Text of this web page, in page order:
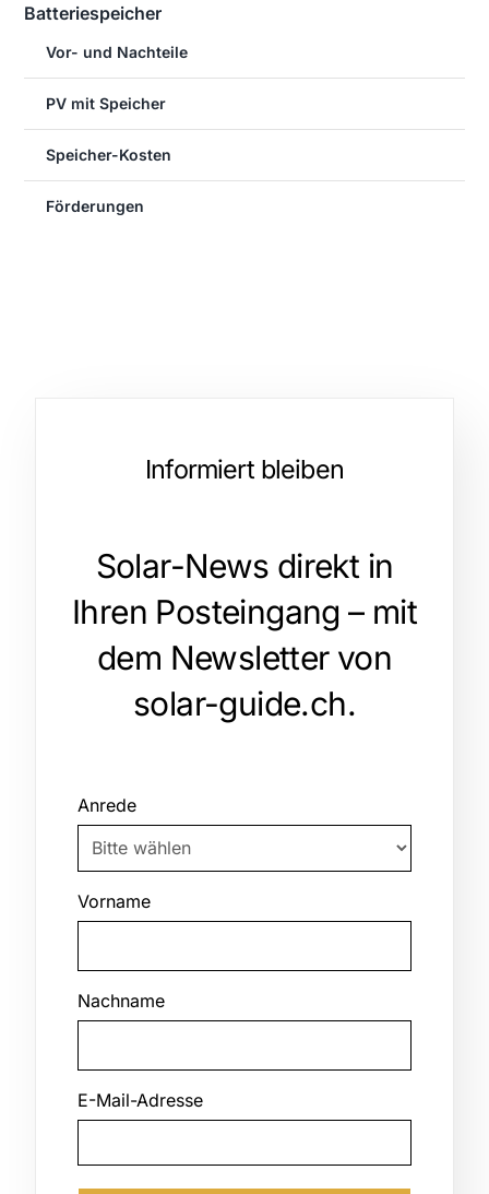
Batteriespeicher
Vor- und Nachteile
PV mit Speicher
Speicher-Kosten
Förderungen
Informiert bleiben
Solar-News direkt in
Ihren Posteingang – mit
dem Newsletter von
solar-guide.ch.
Anrede
Vorname
Nachname
E-Mail-Adresse